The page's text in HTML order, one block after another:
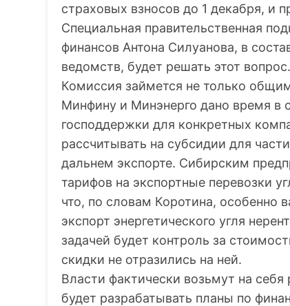
страховых взносов до 1 декабря, и
Специальная правительственная
финансов Антона Силуанова, в
ведомств, будет решать этот вопрос.
Комиссия займется не только
Минфину и Минэнерго дано время в
господдержки для конкретных
рассчитывать на субсидии для
дальнем экспорте. Сибирским
тарифов на экспортные перевозки
что, по словам Коротина, особенно
экспорт энергетического угля
задачей будет контроль за
скидки не отразились на ней.
Власти фактически возьмут на
будет разрабатывать планы по